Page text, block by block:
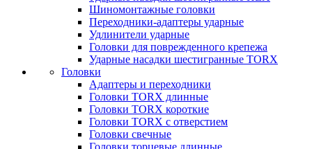
Шиномонтажные головки
Переходники-адаптеры ударные
Удлинители ударные
Головки для поврежденного крепежа
Ударные насадки шестигранные TORX
Головки
Адаптеры и переходники
Головки TORX длинные
Головки TORX короткие
Головки TORX с отверстием
Головки свечные
Головки торцевые длинные